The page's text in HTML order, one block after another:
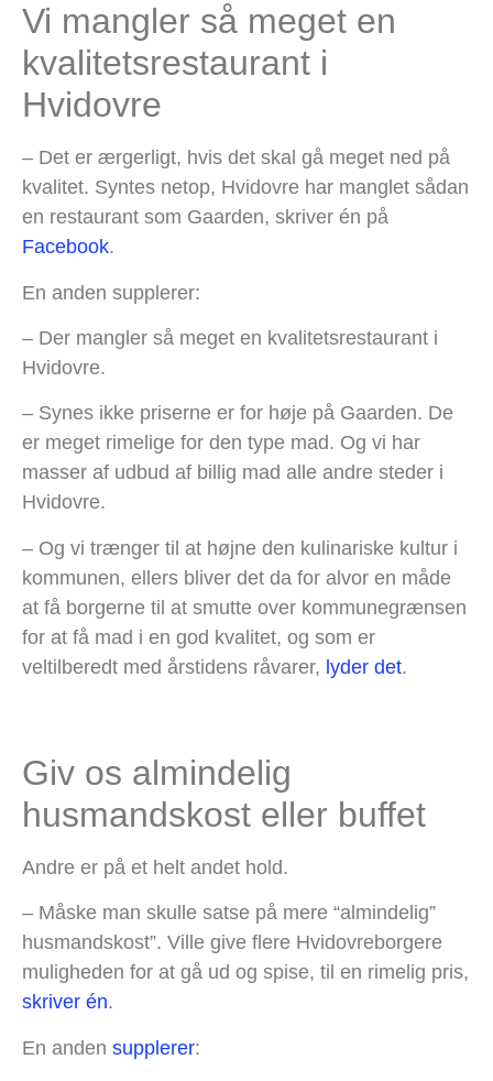
Vi mangler så meget en
kvalitetsrestaurant i
Hvidovre
– Det er ærgerligt, hvis det skal gå meget ned på
kvalitet. Syntes netop, Hvidovre har manglet sådan
en restaurant som Gaarden, skriver én på
Facebook.
En anden supplerer:
– Der mangler så meget en kvalitetsrestaurant i
Hvidovre.
– Synes ikke priserne er for høje på Gaarden. De
er meget rimelige for den type mad. Og vi har
masser af udbud af billig mad alle andre steder i
Hvidovre.
– Og vi trænger til at højne den kulinariske kultur i
kommunen, ellers bliver det da for alvor en måde
at få borgerne til at smutte over kommunegrænsen
for at få mad i en god kvalitet, og som er
veltilberedt med årstidens råvarer, lyder det.
Giv os almindelig
husmandskost eller buffet
Andre er på et helt andet hold.
– Måske man skulle satse på mere “almindelig”
husmandskost”. Ville give flere Hvidovreborgere
muligheden for at gå ud og spise, til en rimelig pris,
skriver én.
En anden supplerer: